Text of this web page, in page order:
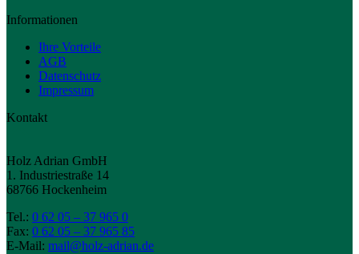
Informationen
Ihre Vorteile
AGB
Datenschutz
Impressum
Kontakt
Holz Adrian GmbH
1. Industriestraße 14
68766 Hockenheim
Tel.: 0 62 05 – 37 965 0
Fax: 0 62 05 – 37 965 85
E-Mail: mail@holz-adrian.de